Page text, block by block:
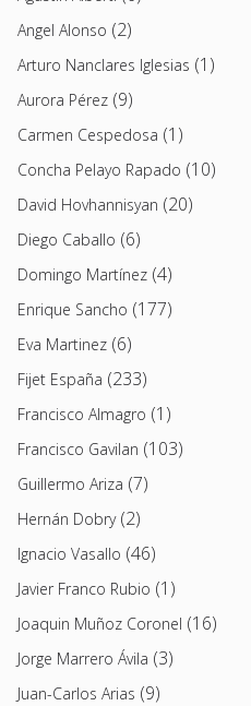
Angel Alonso (2)
Arturo Nanclares Iglesias (1)
Aurora Pérez (9)
Carmen Cespedosa (1)
Concha Pelayo Rapado (10)
David Hovhannisyan (20)
Diego Caballo (6)
Domingo Martínez (4)
Enrique Sancho (177)
Eva Martinez (6)
Fijet España (233)
Francisco Almagro (1)
Francisco Gavilan (103)
Guillermo Ariza (7)
Hernán Dobry(2)
Ignacio Vasallo (46)
Javier Franco Rubio (1)
Joaquin Muñoz Coronel (16)
Jorge Marrero Ávila (3)
Juan-Carlos Arias (9)